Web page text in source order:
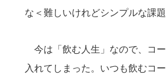
な＜難しいけれどシンプルな課
今は「飲む人生」なので、コ
入れてしまった。いつも飲むコ